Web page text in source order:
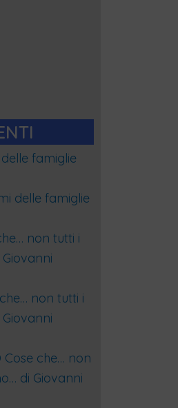
famiglie
delle famiglie
non tutti i
non tutti i
Cose che… non
di Giovanni